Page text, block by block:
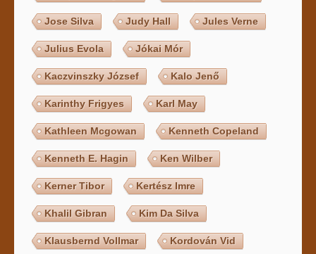
Jose Silva Judy Hall Jules Verne
Julius Evola Jókai Mór
Kaczvinszky József Kalo Jenő
Karinthy Frigyes Karl May
Kathleen Mcgowan Kenneth Copeland
Kenneth E. Hagin Ken Wilber
Kerner Tibor Kertész Imre
Khalil Gibran Kim Da Silva
Klausbernd Vollmar Kordován Vid